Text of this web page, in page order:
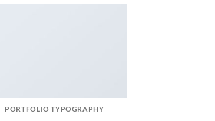
PORTFOLIO TYPOGRAPHY